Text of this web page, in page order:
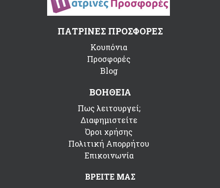
ΠΑΤΡΙΝΕΣ ΠΡΟΣΦΟΡΕΣ
Κουπόνια
Προσφορές
Blog
ΒΟΗΘΕΙΑ
Πως λειτουργεί;
Διαφημιστείτε
Όροι χρήσης
Πολιτική Απορρήτου
Επικοινωνία
ΒΡΕΙΤΕ ΜΑΣ